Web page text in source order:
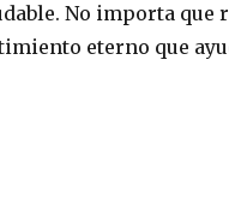
No importa que
eterno que